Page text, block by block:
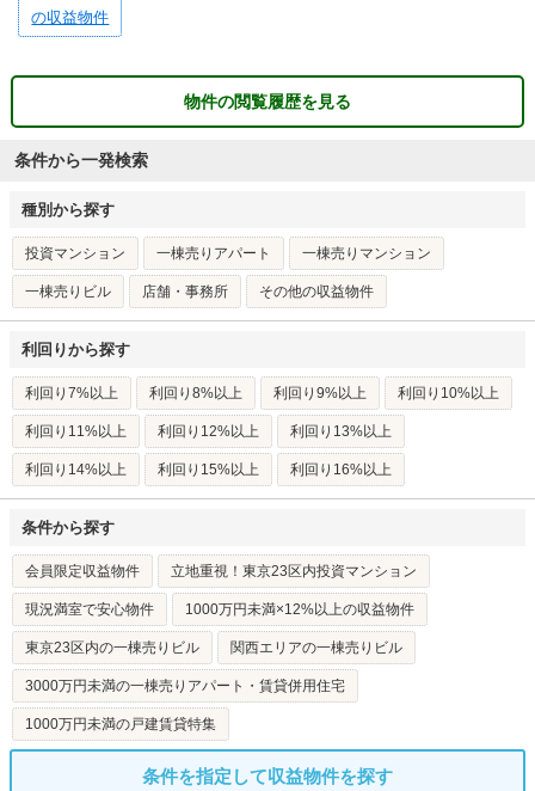
の収益物件
物件の閲覧履歴を見る
条件から一発検索
種別から探す
投資マンション 一棟売りアパート 一棟売りマンション
一棟売りビル 店舗・事務所 その他の収益物件
利回りから探す
利回り7%以上 利回り8%以上 利回り9%以上 利回り10%以上
利回り11%以上 利回り12%以上 利回り13%以上
利回り14%以上 利回り15%以上 利回り16%以上
条件から探す
会員限定収益物件 立地重視！東京23区内投資マンション
現況満室で安心物件 1000万円未満×12%以上の収益物件
東京23区内の一棟売りビル 関西エリアの一棟売りビル
3000万円未満の一棟売りアパート・賃貸併用住宅
1000万円未満の戸建賃貸特集
条件を指定して収益物件を探す